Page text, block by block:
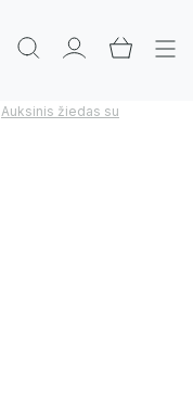
Auksinis žiedas su